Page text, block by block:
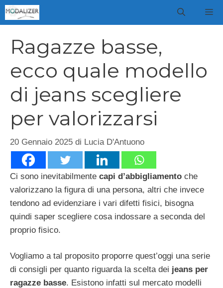
Vai
al
Ragazze basse,
ecco quale modello
di jeans scegliere
per valorizzarsi
20 Gennaio 2025 di Lucia D'Antuono
Ci sono inevitabilmente capi d’abbigliamento che
valorizzano la figura di una persona, altri che invece
tendono ad evidenziare i vari difetti fisici, bisogna
quindi saper scegliere cosa indossare a seconda del
proprio fisico.
Vogliamo a tal proposito proporre quest’oggi una serie
di consigli per quanto riguarda la scelta dei jeans per
ragazze basse. Esistono infatti sul mercato modelli